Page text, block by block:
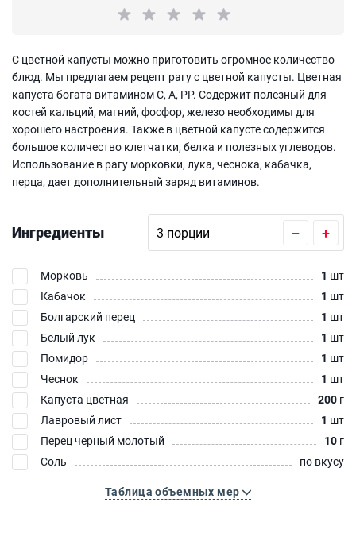
С цветной капусты можно приготовить огромное количество
блюд. Мы предлагаем рецепт рагу с цветной капусты. Цветная
капуста богата витамином С, А, РР. Содержит полезный для
костей кальций, магний, фосфор, железо необходимы для
хорошего настроения. Также в цветной капусте содержится
большое количество клетчатки, белка и полезных углеводов.
Использование в рагу морковки, лука, чеснока, кабачка,
перца, дает дополнительный заряд витаминов.
Ингредиенты – +
Морковь 1 шт
Кабачок
1 шт
Болгарский перец
1 шт
Белый лук
1 шт
Помидор
1 шт
Чеснок
1 шт
Капуста цветная
200 г
Лавровый лист
1 шт
Перец черный молотый
10 г
Соль
по вкусу
Таблица объемных мер